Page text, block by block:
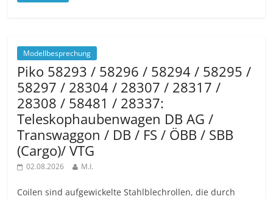
Modellbesprechung
Piko 58293 / 58296 / 58294 / 58295 /
58297 / 28304 / 28307 / 28317 /
28308 / 58481 / 28337:
Teleskophaubenwagen DB AG /
Transwaggon / DB / FS / ÖBB / SBB
(Cargo)/ VTG
02.08.2026 M.I.
Coilen sind aufgewickelte Stahlblechrollen, die durch